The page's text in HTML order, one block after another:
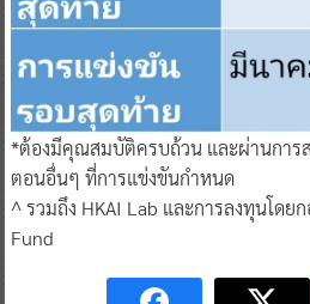
*ต้องมีคุณสมบัติครบถ้วน และผ่านการ
ตอนอื่นๆ ที่การแข่งขันกำหนด
^ รวมถึง HKAI Lab และการลงทุนโดย
Fund